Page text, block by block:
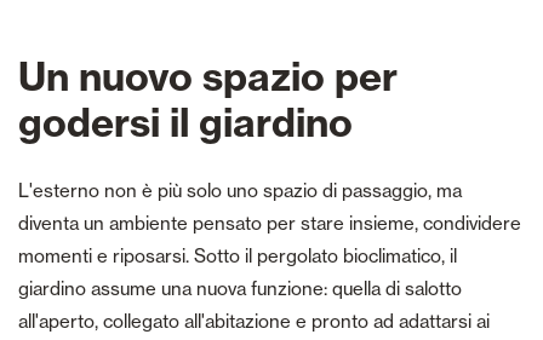
Un nuovo spazio per
godersi il giardino
L'esterno non è più solo uno spazio di passaggio, ma
diventa un ambiente pensato per stare insieme, condividere
momenti e riposarsi. Sotto il pergolato bioclimatico, il
giardino assume una nuova funzione: quella di salotto
all'aperto, collegato all'abitazione e pronto ad adattarsi ai